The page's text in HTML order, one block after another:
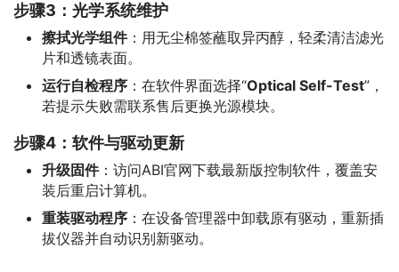
步骤3：光学系统维护
擦拭光学组件：用无尘棉签蘸取异丙醇，轻柔清洁滤光
片和透镜表面。
运行自检程序 ：在软件界面选择“Optical Self-Test”，
若提示失败需联系售后更换光源模块。
步骤4：软件与驱动更新
升级固件：访问ABI官网下载最新版控制软件，覆盖安
装后重启计算机。
重装驱动程序 ：在设备管理器中卸载原有驱动，重新插
拔仪器并自动识别新驱动。